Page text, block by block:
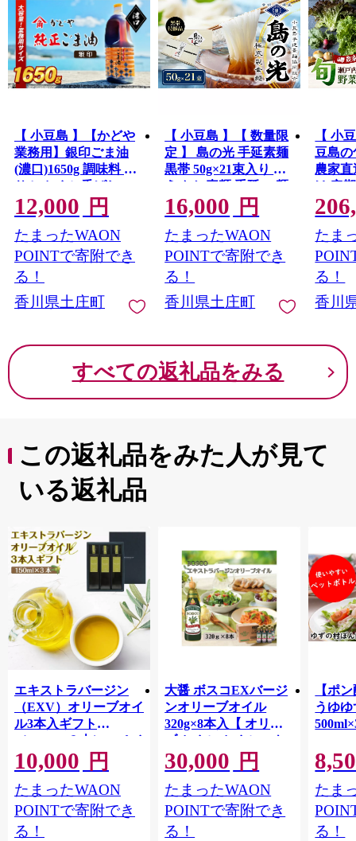
まれたおいしいものがいっぱい。
先人が築いた伝統的な行事や歴史的な景観を守り、後世
へと継承していくには、「ふるさとを大切にしたい」
「ふるさとの発展に貢献したい」という皆さまの貴重な
応援が不可欠です。皆さまからいただきましたご厚意
は、土庄町が掲げるまちづくりのテーマの各事業に対す
や「第二のふるさと」として、土庄町を応援していただ
けましたら幸いです。
【 小豆島 】【かどや
業務用】銀印ごま油
(濃口)1650g 調味料 セ
サミオイル 香ばしい
薫り高い
12,000 円
たまったWAON
POINTで寄附でき
る！
香川県土庄町
【 小豆島 】【 数量限
定 】 島の光 手延素麺
黒帯 50g×21束入り そ
うめん 素麺 手延べ 麺
類 麺 めん 簡単 ヘルシ
ー 贈り物 ギフト 贈答
特級品 コシ 香川 香川
県 土庄 土庄町
16,000 円
たまったWAON
POINTで寄附でき
る！
香川県土庄町
【 小
豆島
農家直
け 定
旬 新
川 香
たま
る！
香川
すべての返礼品をみる
この返礼品をみた人が見て
いる返礼品
エキストラバージン
（EXV）オリーブオイ
ル3本入ギフト
（150ml×３本）スペイ
ン産
10,000 円
たまったWAON
POINTで寄附でき
る！
大醤 ボスコEXバージ
ンオリーブオイル
320g×8本入【 オリー
ブオイル オイル エキ
ストラバージンオリー
ブオイル エクストラ
バージン エキストラ
バージンオイル 調味
料 高品質 ヘルシー サ
30,000 円
たまったWAON
POINTで寄附でき
る！
【ポ
うゆ
たま
る！